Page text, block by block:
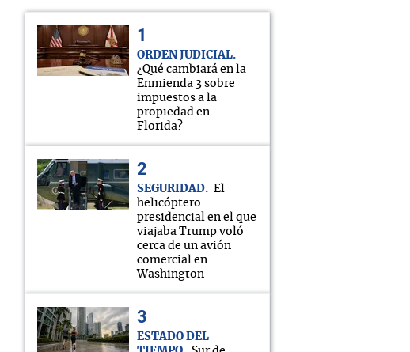
ORDEN JUDICIAL
¿Qué cambiará en la
Enmienda 3 sobre
impuestos a la
propiedad en
Florida?
SEGURIDAD
El
helicóptero
presidencial en el que
viajaba Trump voló
cerca de un avión
comercial en
Washington
ESTADO DEL